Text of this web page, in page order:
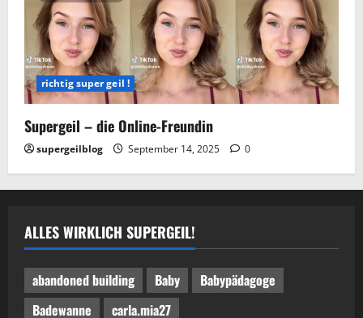
richtig super geil !
Supergeil – die Online-Freundin
supergeilblog September 14, 2025 0
ALLES WIRKLICH SUPERGEIL!
abandoned building Baby
Babypädagoge
Badewanne
carla.mia27